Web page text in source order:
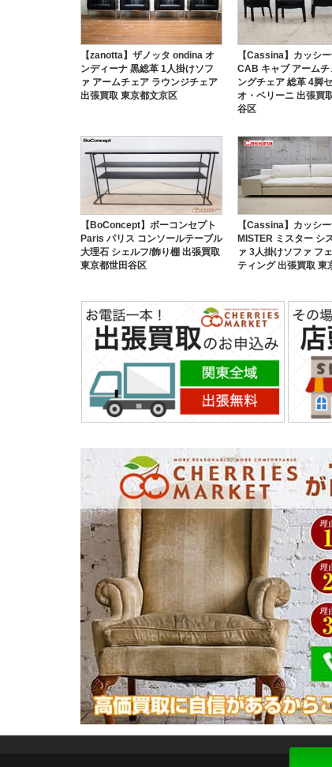
【zanotta】ザノッタ ondina オ
ンディーナ 黒総革 1人掛けソフ
ァ アームチェア ラウンジチェア
出張買取 東京都文京区
【Cassina】カッシ
CAB キャブ アームチ
ングチェア 総革 4脚
オ・ベリーニ 出張買
谷区
【BoConcept】ボーコンセプト
Paris パリス コンソールテーブル
大理石 シェルフ/飾り棚 出張買取
東京都世田谷区
【Cassina】カッシ
MISTER ミスター シ
ァ 3人掛けソファ フ
ティング 出張買取 東